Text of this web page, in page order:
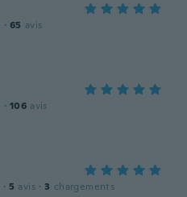
· 65 avis
· 106 avis
· 5 avis · 3 chargements